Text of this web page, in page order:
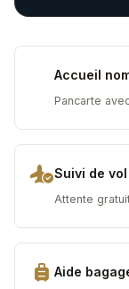
Accueil
Pancarte
Suivi de vol
Attente
Aide